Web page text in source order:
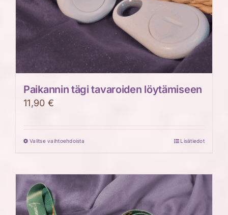
Paikannin tägi tavaroiden löytämiseen
11,90 €
Valitse vaihtoehdoistaTällä
on
useampi
muunnelma.
Lisätiedot